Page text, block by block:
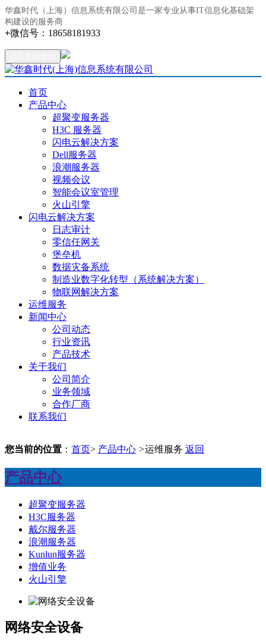
华鑫时代（上海）信息系统有限公司是一家专业从事IT信息化基础架
构建设的服务商
+微信号： 18658181933
首页
产品中心
超聚变服务器
H3C 服务器
闪电云解决方案
Dell服务器
浪潮服务器
视频会议
智能会议室管理
火山引擎
闪电云解决方案
日志审计
零信任网关
堡垒机
数据灾备系统
制造业数字化转型（系统解决方案）
物联网解决方案
运维服务
新闻中心
公司动态
行业资讯
产品技术
关于我们
公司简介
业务领域
合作厂商
联系我们
您当前的位置 ： 首页> 产品中心 >运维服务 返回
产品中心
超聚变服务器
H3C服务器
戴尔服务器
浪潮服务器
Kunlun服务器
增值业务
火山引擎
网络安全设备